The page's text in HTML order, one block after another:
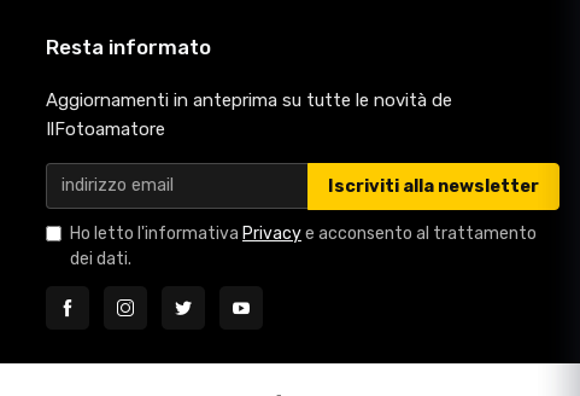
Resta informato
Aggiornamenti in anteprima su tutte le novità de
IlFotoamatore
Iscriviti alla newsletter
Ho letto l'informativa Privacye acconsento al trattamento
dei dati.